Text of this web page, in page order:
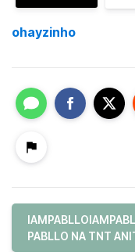
ohayzinho
PABLLO NA TNT